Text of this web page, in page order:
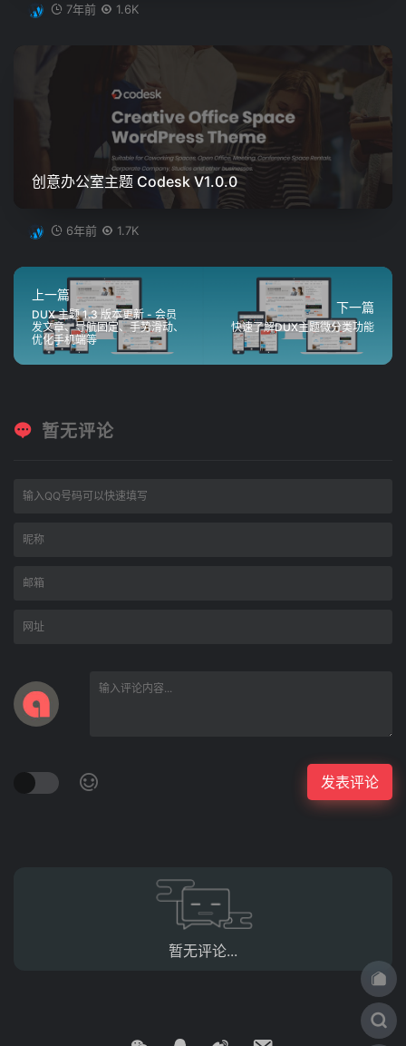
7年前 1.6K
创意办公室主题 Codesk V1.0.0
6年前 1.7K
上一篇
DUX 主题 1.3 版本更新 - 会员
发文章、导航固定、手势滑动、
优化手机端等
下一篇
快速了解DUX主题微分类功能
暂无评论
暂无评论...